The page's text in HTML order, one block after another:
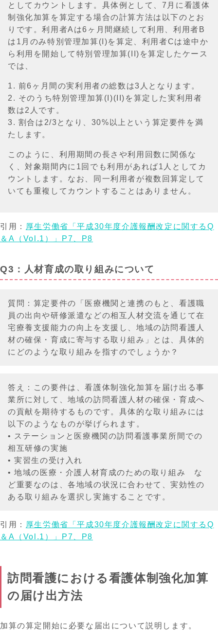
としてカウントします。具体例として、7月に看護体
制強化加算を算定する場合の計算方法は以下のとお
りです。利用者Aは6ヶ月間継続して利用、利用者B
は1月のみ特別管理加算(I)を算定、利用者Cは途中か
ら利用を開始して特別管理加算(II)を算定したケース
では、
1. 前6ヶ月間の実利用者の総数は3人となります。
2. そのうち特別管理加算(I)(II)を算定した実利用者
数は2人です。
3. 割合は2/3となり、30%以上という算定要件を満
たします。
このように、利用期間の長さや利用回数に関係な
く、対象期間内に1回でも利用があれば1人としてカ
ウントします。なお、同一利用者が複数回算定して
いても重複してカウントすることはありません。
引用：
厚生労働省「平成30年度介護報酬改定に関するQ
＆A（Vol.1）」P7、P8
Q3：人材育成の取り組みについて
質問：算定要件の「医療機関と連携のもと、看護職
員の出向や研修派遣などの相互人材交流を通じて在
宅療養支援能力の向上を支援し、地域の訪問看護人
材の確保・育成に寄与する取り組み」とは、具体的
にどのような取り組みを指すのでしょうか？
答え：この要件は、看護体制強化加算を届け出る事
業所に対して、地域の訪問看護人材の確保・育成へ
の貢献を期待するものです。具体的な取り組みには
以下のようなものが挙げられます。
• ステーションと医療機関の訪問看護事業所間での
相互研修の実施
• 実習生の受け入れ
• 地域の医療・介護人材育成のための取り組み な
ど重要なのは、各地域の状況に合わせて、実効性の
ある取り組みを選択し実施することです。
引用：
厚生労働省「平成30年度介護報酬改定に関するQ
＆A（Vol.1）」P7、P8
訪問看護における看護体制強化加算
の届け出方法
加算の算定開始に必要な届出について説明します。